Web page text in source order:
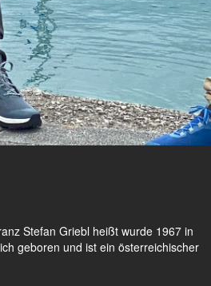
Stefan Griebl heißt wurde 1967 in
geboren und ist ein österreichischer